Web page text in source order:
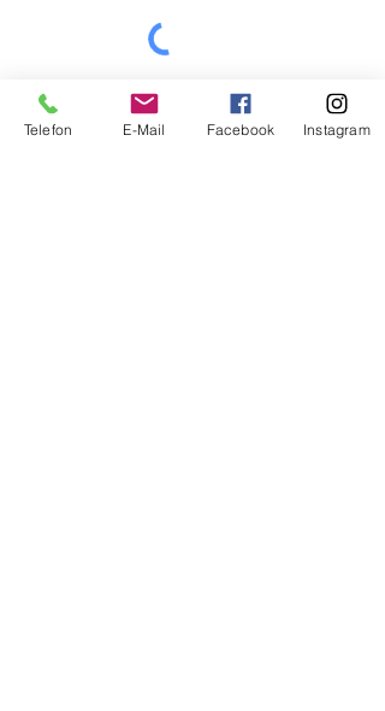
Jetzt abonnieren
Telefon E-Mail Facebook Instagram